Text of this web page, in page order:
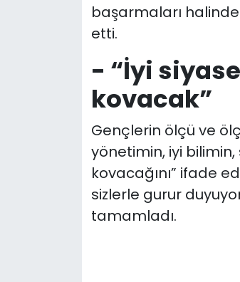
başarmaları halinde
etti.
- “İyi
kovacak”
Gençlerin ölçü ve
yönetimin, iyi
kovacağını” ifade
sizlerle gurur
tamamladı.